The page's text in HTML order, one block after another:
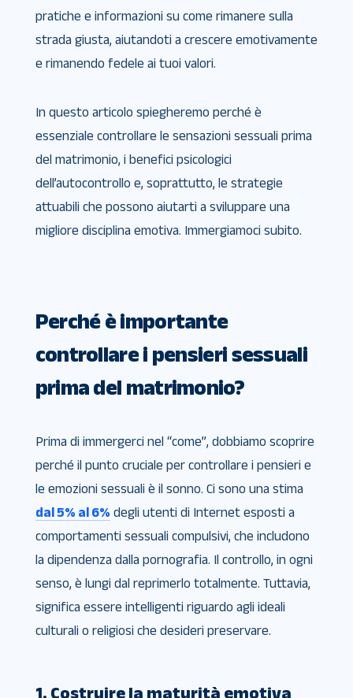
pratiche e informazioni su come rimanere sulla
strada giusta, aiutandoti a crescere emotivamente
e rimanendo fedele ai tuoi valori.
In questo articolo spiegheremo perché è
essenziale controllare le sensazioni sessuali prima
del matrimonio, i benefici psicologici
dell’autocontrollo e, soprattutto, le strategie
attuabili che possono aiutarti a sviluppare una
migliore disciplina emotiva. Immergiamoci subito.
Perché è importante
controllare i pensieri sessuali
prima del matrimonio?
Prima di immergerci nel “come”, dobbiamo scoprire
perché il punto cruciale per controllare i pensieri e
le emozioni sessuali è il sonno. Ci sono una stima
dal 5% al ​​6% degli utenti di Internet esposti a
comportamenti sessuali compulsivi, che includono
la dipendenza dalla pornografia. Il controllo, in ogni
senso, è lungi dal reprimerlo totalmente. Tuttavia,
significa essere intelligenti riguardo agli ideali
culturali o religiosi che desideri preservare.
1. Costruire la maturità emotiva